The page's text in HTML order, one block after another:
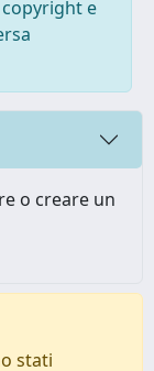
e
o creare un
stati